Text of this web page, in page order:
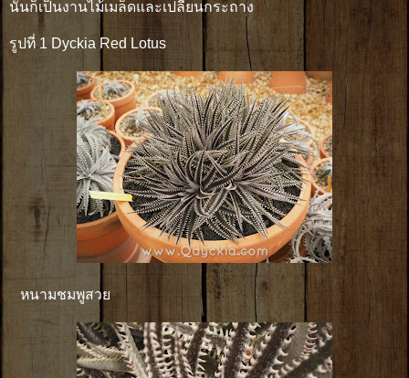
นั้นก็เป็นงานไม้เมล็ดและเปลี่ยนกระถาง
รูปที่ 1 Dyckia Red Lotus
หนามชมพูสวย